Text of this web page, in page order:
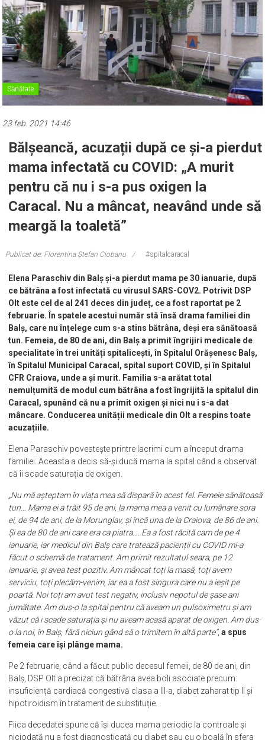
23 feb. 2021 14:46
Bălșeancă, acuzații după ce și-a pierdut
mama infectată cu COVID: „A murit
pentru că nu i s-a pus oxigen la
Caracal. Nu a mâncat, neavând unde să
meargă la toaletă”
Publicat de: Florentina Ștefan Ciobanu #spitalcaracal
Elena Paraschiv din Balș și-a pierdut mama pe 30 ianuarie, după
ce bătrâna a fost infectată cu virusul SARS-COV2. Potrivit DSP
Olt este cel de al 241 deces din județ, ce a fost raportat pe 2
februarie. În spatele acestui număr stă însă drama familiei din
Balș, care nu înțelege cum s-a stins bătrâna, deși era sănătoasă
tun. Femeia, de 80 de ani, din Balș a primit îngrijiri medicale de
specialitate în trei unități spitalicești, în Spitalul Orășenesc Balș,
în Spitalul Municipal Caracal, spital suport COVID, și în Spitalul
CFR Craiova, unde a și murit. Familia s-a arătat total
nemulțumită de modul cum bătrâna a fost îngrijită la spitalul din
Caracal, spunând că nu a primit oxigen și nici nu i s-a dat
acuzațiile.
Elena Paraschiv povestește printre lacrimi cum a început drama
că îi scade saturația de oxigen.
„Nu mă așteptam în viața mea să dispară în acest fel. Femeie sănătoasă
tun… Mama ei a trăit 95 de ani, la mama mea a venit cu lumânare sora
ei, de 94 de ani, de la Morunglav, și încă una de la Craiova, de 86 de ani.
Și ea de 80 de ani care era ca piatra…. Ea a fost răcită cam de pe 4
ianuarie, iar medicul din Balș care tratează pacienții cu COVID mi-a
făcut o schemă de tratament. Am primit rezultatul seara, pe 12
ianuarie, și avea test pozitiv. Am mâncat toți la masă, toți avem
serviciu, toți plecăm-venim, iar ea a fost singura care nu a ieșit pe
poartă. Noi toți am avut test negativ, inclusiv nepotul de șase ani
jumătate. Am dus-o la spital pentru că aveam un pulsoximetru și am
văzut că i scade saturația și nu aveam acasă aparat de oxigen. Am dus-
femeia care își plânge mama.
Pe 2 februarie, când a făcut public decesul femeii, de 80 de ani, din
Balș, DSP Olt a precizat că bătrâna avea boli asociate precum:
hipotiroidism în tratament de substituție.